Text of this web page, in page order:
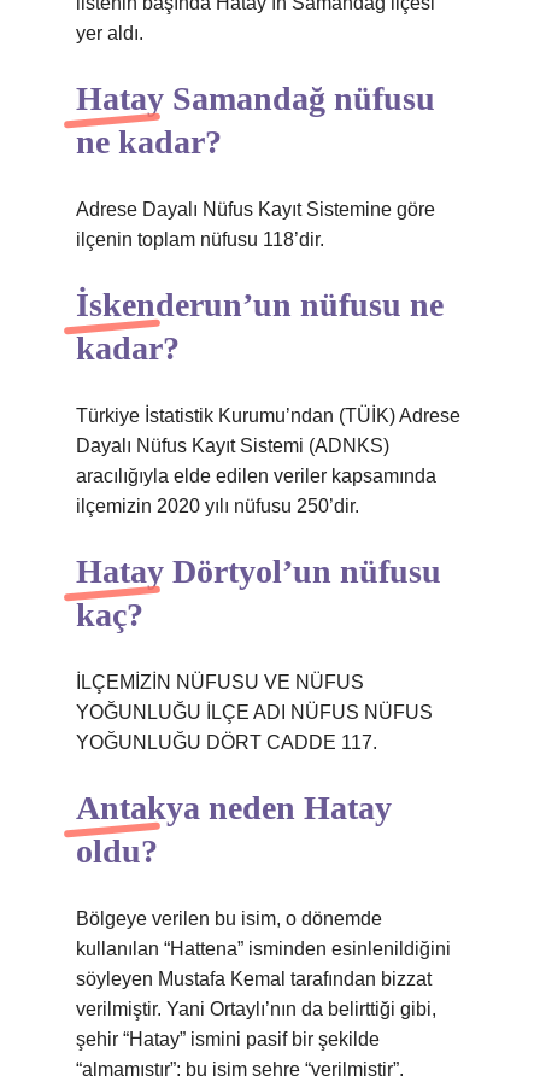
yer aldı.
Hatay Samandağ nüfusu
ne kadar?
Adrese Dayalı Nüfus Kayıt Sistemine göre
ilçenin toplam nüfusu 118’dir.
İskenderun’un nüfusu ne
kadar?
Türkiye İstatistik Kurumu’ndan (TÜİK) Adrese
Dayalı Nüfus Kayıt Sistemi (ADNKS)
aracılığıyla elde edilen veriler kapsamında
ilçemizin 2020 yılı nüfusu 250’dir.
Hatay Dörtyol’un nüfusu
kaç?
İLÇEMİZİN NÜFUSU VE NÜFUS
YOĞUNLUĞU İLÇE ADI NÜFUS NÜFUS
YOĞUNLUĞU DÖRT CADDE 117.
Antakya neden Hatay
oldu?
Bölgeye verilen bu isim, o dönemde
kullanılan “Hattena” isminden esinlenildiğini
söyleyen Mustafa Kemal tarafından bizzat
verilmiştir. Yani Ortaylı’nın da belirttiği gibi,
şehir “Hatay” ismini pasif bir şekilde
“almamıştır”; bu isim şehre “verilmiştir”.